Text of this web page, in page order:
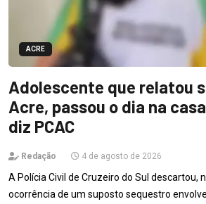
ACRE
Adolescente que relatou
Acre, passou o dia na
diz PCAC
Redação 4 de agosto de 2026
A Polícia Civil de Cruzeiro do Sul descartou,
ocorrência de um suposto sequestro